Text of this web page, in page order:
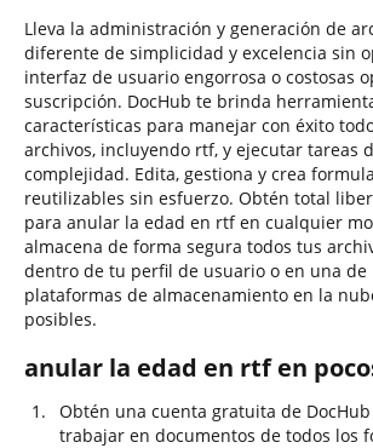
Lleva la administración y generación de
diferente de simplicidad y excelencia sin
interfaz de usuario engorrosa o costosas
suscripción. DocHub te brinda
características para manejar con éxito
archivos, incluyendo rtf, y ejecutar tareas
complejidad. Edita, gestiona y crea
reutilizables sin esfuerzo. Obtén total
para anular la edad en rtf en cualquier
almacena de forma segura todos tus
dentro de tu perfil de usuario o en una de
plataformas de almacenamiento en la
posibles.
anular la edad en rtf en
Obtén una cuenta gratuita de
trabajar en documentos de todos los